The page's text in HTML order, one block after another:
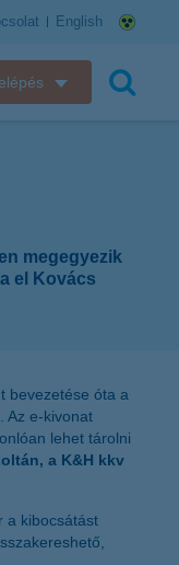
English
SZÉP Kártya
e-kártyafelület
token megújítás
megegyezik
el Kovács
bevezetése óta a
Az e-kivonat
lehet tárolni
a K&H kkv
a kibocsátást